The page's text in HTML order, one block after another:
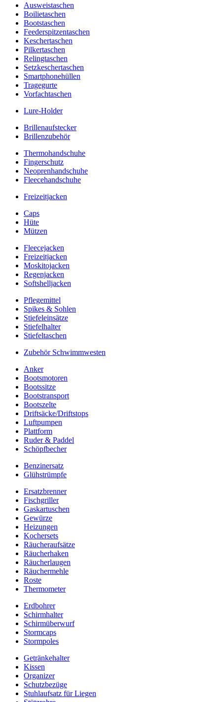
Ausweistaschen
Boilietaschen
Bootstaschen
Feederspitzentaschen
Keschertaschen
Pilkertaschen
Relingtaschen
Setzkeschertaschen
Smartphonehüllen
Tragegurte
Vorfachtaschen
Lure-Holder
Brillenaufstecker
Brillenzubehör
Thermohandschuhe
Fingerschutz
Neoprenhandschuhe
Fleecehandschuhe
Freizeitjacken
Caps
Hüte
Mützen
Fleecejacken
Freizeitjacken
Moskitojacken
Regenjacken
Softshelljacken
Pflegemittel
Spikes & Sohlen
Stiefeleinsätze
Stiefelhalter
Stiefeltaschen
Zubehör Schwimmwesten
Anker
Bootsmotoren
Bootssitze
Bootstransport
Bootszelte
Driftsäcke/Driftstops
Luftpumpen
Plattform
Ruder & Paddel
Schöpfbecher
Benzinersatz
Glühstrümpfe
Ersatzbrenner
Fischgriller
Gaskartuschen
Gewürze
Heizungen
Kochersets
Räucheraufsätze
Räucherhaken
Räucherlaugen
Räuchermehle
Roste
Thermometer
Erdbohrer
Schirmhalter
Schirmüberwurf
Stormcaps
Stormpoles
Getränkehalter
Kissen
Organizer
Schutzbezüge
Stuhlaufsatz für Liegen